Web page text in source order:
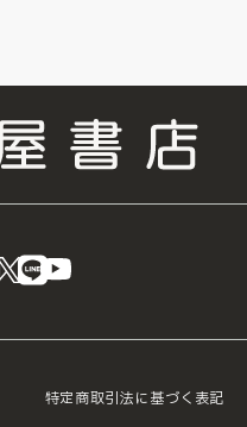
instagram
X LINE
特定商取引法に基づく表記